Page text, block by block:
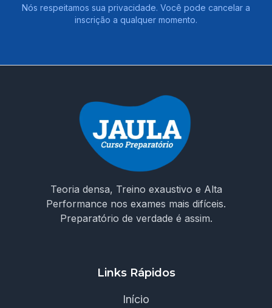
Nós respeitamos sua privacidade. Você pode cancelar a
inscrição a qualquer momento.
Teoria densa, Treino exaustivo e Alta
Performance nos exames mais difíceis.
Preparatório de verdade é assim.
Links Rápidos
Início